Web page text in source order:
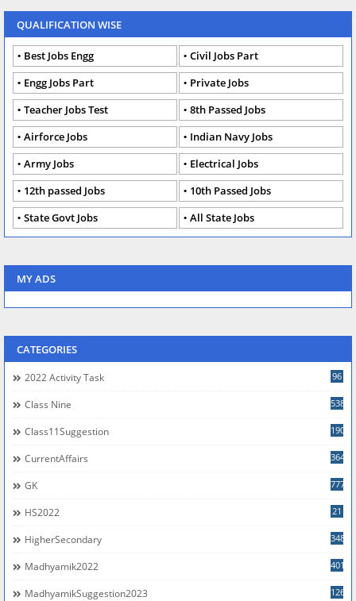
QUALIFICATION WISE
Best Jobs Engg
Civil Jobs Part
Engg Jobs Part
Private Jobs
Teacher Jobs Test
8th Passed Jobs
Airforce Jobs
Indian Navy Jobs
Army Jobs
Electrical Jobs
12th passed Jobs
10th Passed Jobs
State Govt Jobs
All State Jobs
MY ADS
CATEGORIES
2022 Activity Task 96
Class Nine 538
Class11Suggestion 190
CurrentAffairs 364
GK 777
HS2022 21
HigherSecondary 348
Madhyamik2022 401
MadhyamikSuggestion2023 126